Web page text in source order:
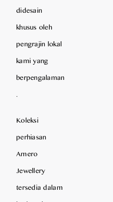
didesain
khusus oleh
pengrajin lokal
kami yang
berpengalaman
.
Koleksi
perhiasan
Amero
Jewellery
tersedia dalam